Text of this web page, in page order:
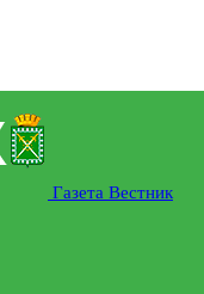
Газета Вестник